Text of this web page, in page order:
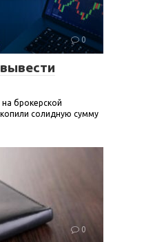
0
брокерской
солидную сумму
0